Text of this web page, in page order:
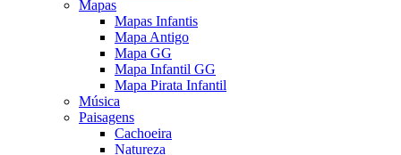
Mapas
Mapas Infantis
Mapa Antigo
Mapa GG
Mapa Infantil GG
Mapa Pirata Infantil
Música
Paisagens
Cachoeira
Natureza